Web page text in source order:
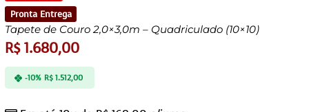
Pronta Entrega
Tapete de Couro 2,0×3,0m – Quadriculado (10×10)
R$1.680,00
-10% R$1.512,00